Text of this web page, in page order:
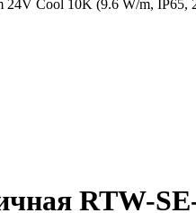
24V Cool 10K (9.6 W/m,
RTW-